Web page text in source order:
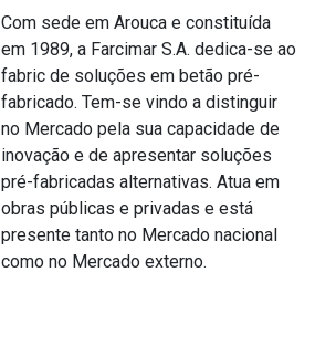
Com sede em Arouca e constituída
em 1989, a Farcimar S.A. dedica-se ao
fabric de soluções em betão pré-
fabricado. Tem-se vindo a distinguir
no Mercado pela sua capacidade de
inovação e de apresentar soluções
pré-fabricadas alternativas. Atua em
obras públicas e privadas e está
presente tanto no Mercado nacional
como no Mercado externo.